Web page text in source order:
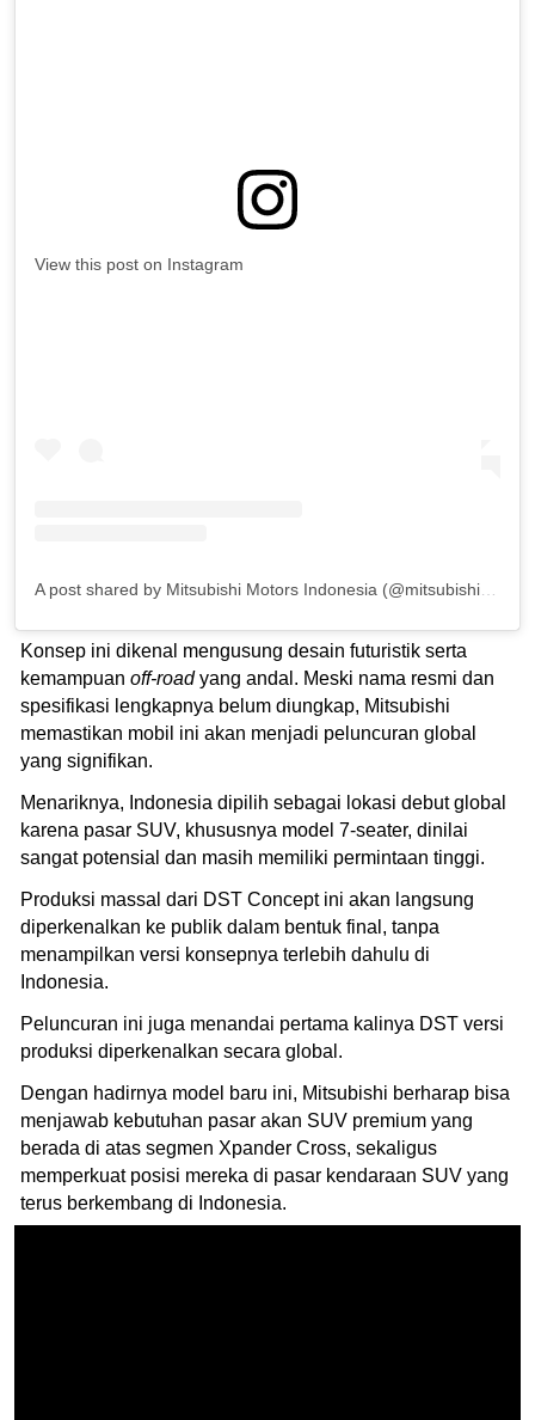
View this post on Instagram
Konsep ini dikenal mengusung desain futuristik serta
kemampuan off-roadyang andal. Meski nama resmi dan
spesifikasi lengkapnya belum diungkap, Mitsubishi
memastikan mobil ini akan menjadi peluncuran global
yang signifikan.
Menariknya, Indonesia dipilih sebagai lokasi debut global
karena pasar SUV, khususnya model 7-seater, dinilai
sangat potensial dan masih memiliki permintaan tinggi.
Produksi massal dari DST Concept ini akan langsung
diperkenalkan ke publik dalam bentuk final, tanpa
menampilkan versi konsepnya terlebih dahulu di
Indonesia.
Peluncuran ini juga menandai pertama kalinya DST versi
produksi diperkenalkan secara global.
Dengan hadirnya model baru ini, Mitsubishi berharap bisa
menjawab kebutuhan pasar akan SUV premium yang
berada di atas segmen Xpander Cross, sekaligus
memperkuat posisi mereka di pasar kendaraan SUV yang
terus berkembang di Indonesia.